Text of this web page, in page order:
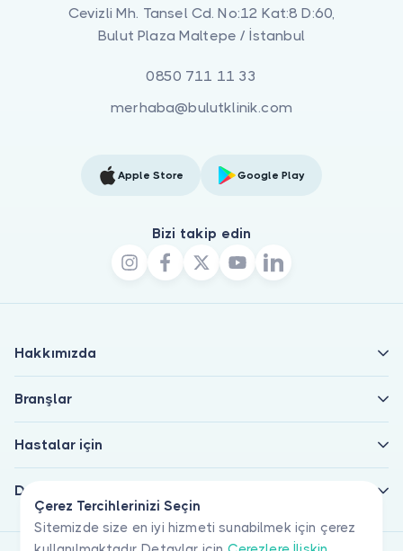
Çerez Tercihlerinizi Seçin
Sitemizde size en iyi hizmeti sunabilmek için çerez
Cevizli Mh. Tansel Cd. No:12 Kat:8 D:60,
Bulut Plaza Maltepe / İstanbul
0850 711 11 33
merhaba@bulutklinik.com
Apple Store Google Play
Bizi takip edin
Hakkımızda
Branşlar
Hastalar için
Doktorlar için